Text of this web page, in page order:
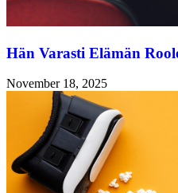
Hän Varasti Elämän
November 18, 2025